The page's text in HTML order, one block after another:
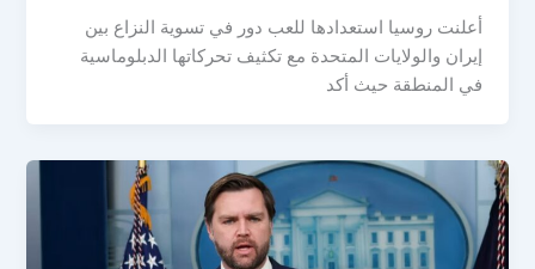
أعلنت روسيا استعدادها للعب دور في تسوية النزاع بين
إيران والولايات المتحدة مع تكثيف تحركاتها الدبلوماسية
في المنطقة حيث أكد